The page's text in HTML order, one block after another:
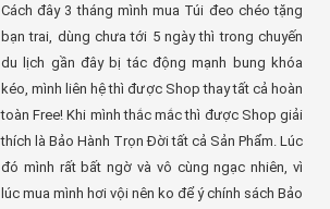
Cách đây 3 tháng mình mua Túi đeo chéo tặng
bạn trai, dùng chưa tới 5 ngày thì trong chuyến
du lịch gần đây bị tác động mạnh bung khóa
kéo, mình liên hệ thì được Shop thay tất cả hoàn
toàn Free! Khi mình thắc mắc thì được Shop giải
thích là Bảo Hành Trọn Đời tất cả Sản Phẩm. Lúc
đó mình rất bất ngờ và vô cùng ngạc nhiên, vì
lúc mua mình hơi vội nên ko để ý chính sách Bảo